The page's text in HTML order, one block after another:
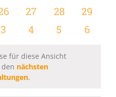
Veranstaltungen
Veranstaltungen
0
Veranstaltungen
27
0
28
0
29
0
3
0
4
0
5
0
6
für diese Ansicht
nächsten
.